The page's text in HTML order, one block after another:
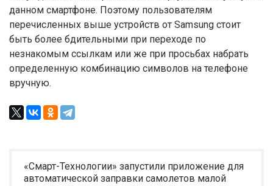
данном смартфоне. Поэтому пользователям
перечисленных выше устройств от Samsung стоит
быть более бдительными при переходе по
незнакомым ссылкам или же при просьбах набрать
определенную комбинацию символов на телефоне
вручную.
«Смарт-Технологии» запустили приложение для
автоматической заправки самолетов малой